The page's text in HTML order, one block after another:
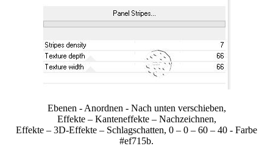
Ebenen - Anordnen - Nach unten verschieben,
Effekte – Kanteneffekte – Nachzeichnen,
Effekte – 3D-Effekte – Schlagschatten, 0 – 0 – 60 – 40 - Farbe
#ef715b.